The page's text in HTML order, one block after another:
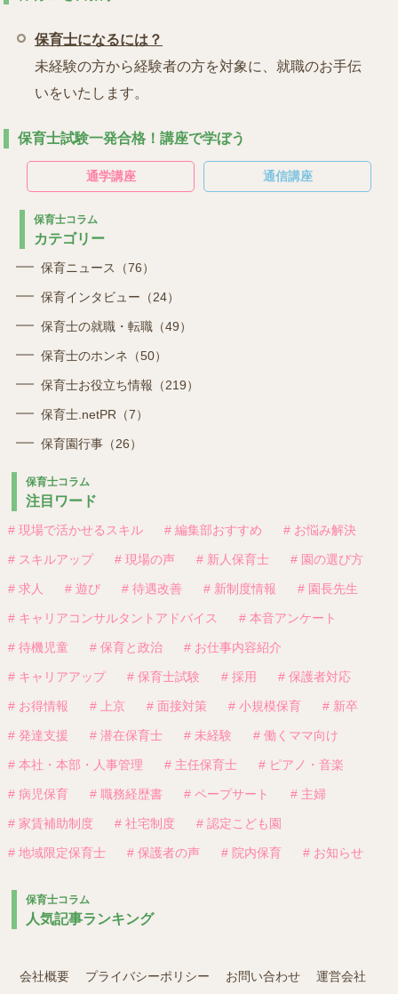
保育士になるには？
未経験の方から経験者の方を対象に、就職のお手伝
いをいたします。
保育士試験一発合格！講座で学ぼう
通学講座 通信講座
保育士コラム
カテゴリー
保育ニュース（76）
保育インタビュー（24）
保育士の就職・転職（49）
保育士のホンネ（50）
保育士お役立ち情報（219）
保育士.netPR（7）
保育園行事（26）
保育士コラム
注目ワード
# 現場で活かせるスキル # 編集部おすすめ # お悩み解決
# スキルアップ # 現場の声 # 新人保育士 # 園の選び方
# 求人 # 遊び # 待遇改善 # 新制度情報 # 園長先生
# キャリアコンサルタントアドバイス # 本音アンケート
# 待機児童 # 保育と政治 # お仕事内容紹介
# キャリアアップ # 保育士試験 # 採用 # 保護者対応
# お得情報 # 上京 # 面接対策 # 小規模保育 # 新卒
# 発達支援 # 潜在保育士 # 未経験 # 働くママ向け
# 本社・本部・人事管理 # 主任保育士 # ピアノ・音楽
# 病児保育 # 職務経歴書 # ペープサート # 主婦
# 家賃補助制度 # 社宅制度 # 認定こども園
# 地域限定保育士 # 保護者の声 # 院内保育 # お知らせ
保育士コラム
人気記事ランキング
会社概要 プライバシーポリシー お問い合わせ 運営会社